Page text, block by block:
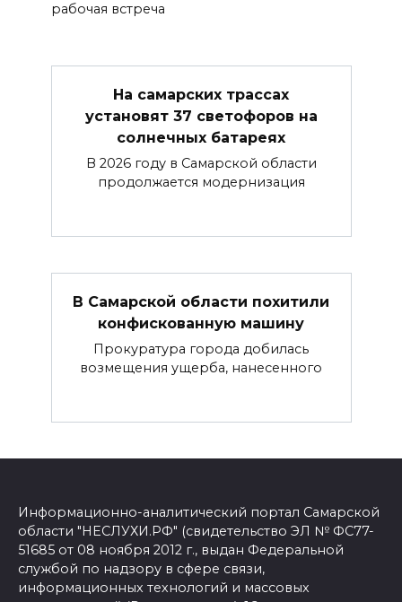
рабочая встреча
На самарских трассах
установят 37 светофоров на
солнечных батареях
В 2026 году в Самарской области
продолжается модернизация
В Самарской области похитили
конфискованную машину
Прокуратура города добилась
возмещения ущерба, нанесенного
Информационно-аналитический портал Самарской
области "НЕСЛУХИ.РФ" (свидетельство ЭЛ № ФС77-
51685 от 08 ноября 2012 г., выдан Федеральной
службой по надзору в сфере связи,
информационных технологий и массовых